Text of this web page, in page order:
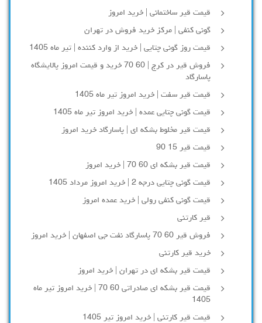
قیمت قیر ساختمانی | خرید امروز
گونی کنفی | مرکز خرید فروش در تهران
قیمت روز گونی چتایی | خرید از وارد کننده | تیر ماه 1405
فروش قیر در کرج | 60 70 خرید و قیمت امروز پالایشگاه
پاسارگاد
قیمت قیر سفت | خرید امروز تیر ماه 1405
قیمت گونی چتایی عمده | خرید امروز تیر ماه 1405
قیمت قیر مخلوط بشکه ای | پاسارگاد خرید امروز
قیمت قیر 15 90
قیمت قیر بشکه ای 60 70 | خرید امروز
قیمت گونی چتایی درجه 2 | خرید امروز مرداد 1405
قیمت گونی کنفی رولی | خرید عمده امروز
قیر کارتنی
فروش قیر 60 70 پاسارگاد نفت جی اصفهان | خرید امروز
خرید قیر کارتنی
قیمت قیر بشکه ای در تهران | خرید امروز
قیمت قیر بشکه ای صادراتی 60 70 | خرید امروز تیر ماه
1405
قیمت قیر کارتنی | خرید امروز تیر 1405